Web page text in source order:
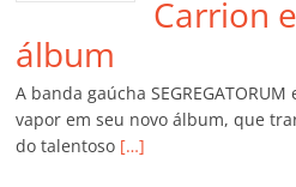
Carrion
álbum
A banda gaúcha
vapor em seu novo álbum, que
do talentoso […]